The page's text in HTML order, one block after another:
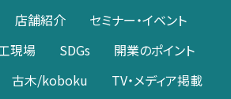
店舗紹介
セミナー・イベント
現場 SDGs
開業のポイント
古木/koboku
TV・メディア掲載